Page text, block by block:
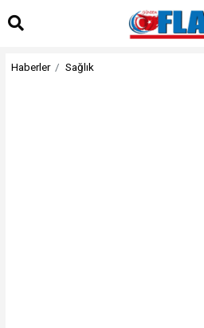
Haberler Sağlık